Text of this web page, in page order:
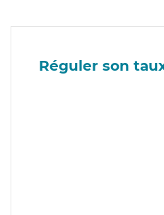
Réguler son